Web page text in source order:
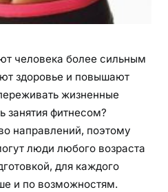
человека более сильным
здоровье и повышают
жизненные
занятия фитнесом?
направлений, поэтому
люди любого возраста
для каждого
и по возможностям.